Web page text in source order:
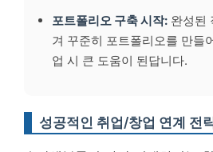
포트폴리오 구축 시작: 완성된
겨 꾸준히 포트폴리오를 만들
업 시 큰 도움이 된답니다.
성공적인 취업/창업 연계 전